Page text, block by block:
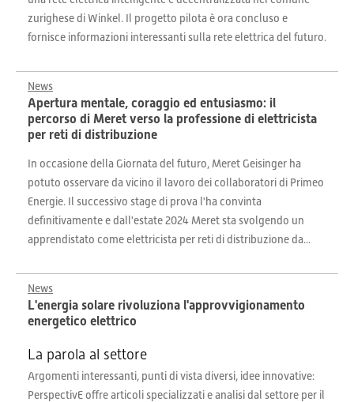
zurighese di Winkel. Il progetto pilota è ora concluso e
fornisce informazioni interessanti sulla rete elettrica del futuro.
News
Apertura mentale, coraggio ed entusiasmo: il
percorso di Meret verso la professione di elettricista
per reti di distribuzione
In occasione della Giornata del futuro, Meret Geisinger ha
potuto osservare da vicino il lavoro dei collaboratori di Primeo
Energie. Il successivo stage di prova l'ha convinta
definitivamente e dall'estate 2024 Meret sta svolgendo un
apprendistato come elettricista per reti di distribuzione da...
News
L'energia solare rivoluziona l'approvvigionamento
energetico elettrico
La parola al settore
Argomenti interessanti, punti di vista diversi, idee innovative:
PerspectivE offre articoli specializzati e analisi dal settore per il